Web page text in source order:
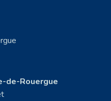
de-Rouergue